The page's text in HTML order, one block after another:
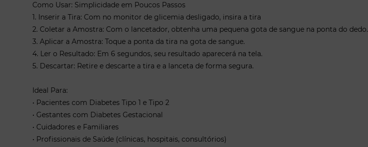
Como Usar: Simplicidade em Poucos Passos
1. Inserir a Tira: Com no monitor de glicemia desligado, insira a tira
2. Coletar a Amostra: Com o lancetador, obtenha uma pequena gota de sangue na ponta do dedo.
3. Aplicar a Amostra: Toque a ponta da tira na gota de sangue.
4. Ler o Resultado: Em 6 segundos, seu resultado aparecerá na tela.
5. Descartar: Retire e descarte a tira e a lanceta de forma segura.
Ideal Para:
• Pacientes com Diabetes Tipo 1 e Tipo 2
• Gestantes com Diabetes Gestacional
• Cuidadores e Familiares
• Profissionais de Saúde (clínicas, hospitais, consultórios)